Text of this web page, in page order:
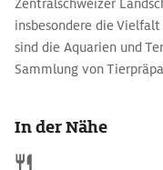
Zentralschweizer
insbesondere die
sind die Aquarien und
Sammlung von
In der Nähe